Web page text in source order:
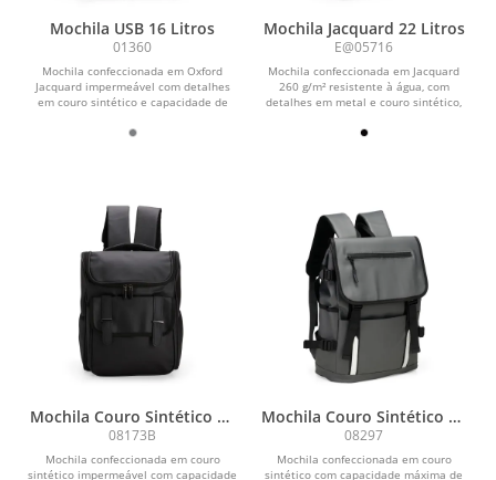
Mochila USB 16 Litros
01360
Mochila confeccionada em Oxford
Jacquard impermeável com detalhes
em couro sintético e capacidade de
Mochila Jacquard 22 Litros
E@05716
Mochila confeccionada em Jacquard
260 g/m² resistente à água, com
detalhes em metal e couro sintético,
Mochila Couro Sintético 18
Litros
08173B
Mochila confeccionada em couro
sintético impermeável com capacidade
Mochila Couro Sintético 18
Litros
08297
Mochila confeccionada em couro
sintético com capacidade máxima de